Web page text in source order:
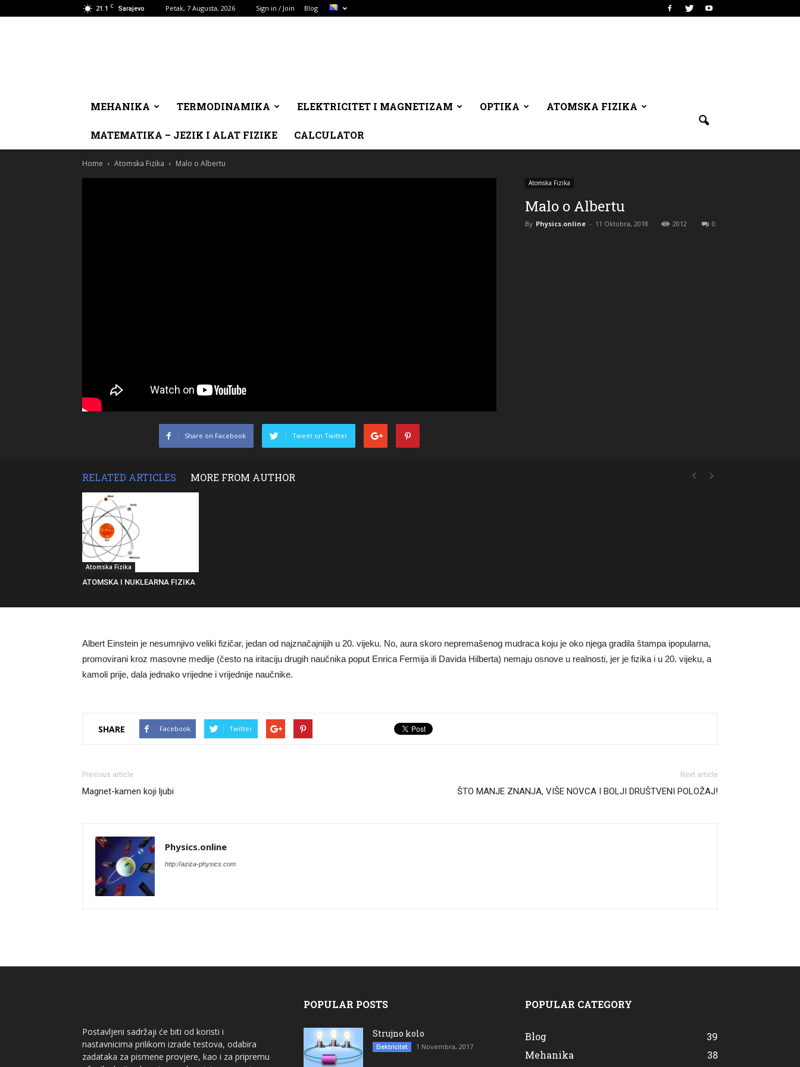
21.1 C Sarajevo Petak, 7 Augusta, 2026 Sign in / Join Blog
MEHANIKA TERMODINAMIKA ELEKTRICITET I MAGNETIZAM OPTIKA ATOMSKA FIZIKA
MATEMATIKA – JEZIK I ALAT FIZIKE CALCULATOR
Home Atomska Fizika Malo o Albertu
Atomska Fizika
Malo o Albertu
By Physics.online - 11 Oktobra, 2018 2012 0
Share on Facebook Tweet on Twitter
RELATED ARTICLES MORE FROM AUTHOR
Atomska Fizika
ATOMSKA I NUKLEARNA FIZIKA
Albert Einstein je nesumnjivo veliki fizičar, jedan od najznačajnijih u 20. vijeku. No, aura skoro nepremašenog mudraca koju je oko njega gradila štampa ipopularna,
promovirani kroz masovne medije (često na iritaciju drugih naučnika poput Enrica Fermija ili Davida Hilberta) nemaju osnove u realnosti, jer je fizika i u 20. vijeku, a
kamoli prije, dala jednako vrijedne i vrijednije naučnike.
SHARE Facebook Twitter
Previous article
Magnet-kamen koji ljubi
Next article
ŠTO MANJE ZNANJA, VIŠE NOVCA I BOLJI DRUŠTVENI POLOŽAJ!
Physics.online
http://aziza-physics.com
Postavljeni sadržaji će biti od koristi i
nastavnicima prilikom izrade testova, odabira
zadataka za pismene provjere, kao i za pripremu
POPULAR POSTS
Strujno kolo
Elektricitet 1 Novembra, 2017
POPULAR CATEGORY
Blog
39
Mehanika
38